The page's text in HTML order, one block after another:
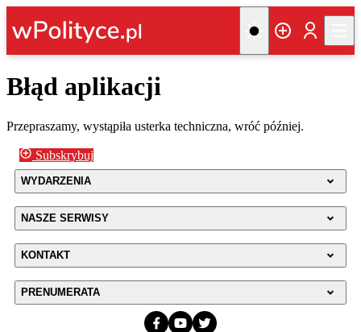
Błąd aplikacji
Przepraszamy, wystąpiła usterka techniczna, wróć później.
Subskrybuj
WYDARZENIA
NASZE SERWISY
KONTAKT
PRENUMERATA